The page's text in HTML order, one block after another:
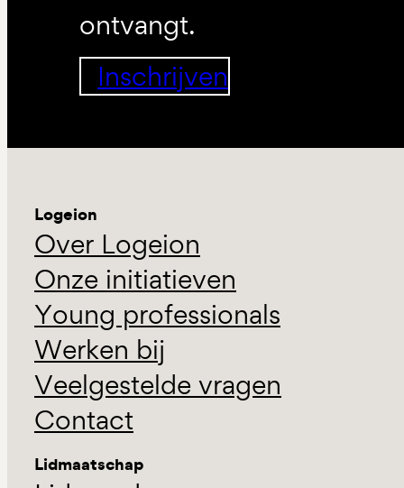
ontvangt.
Inschrijven
Logeion
Over Logeion
Onze initiatieven
Young professionals
Werken bij
Veelgestelde vragen
Contact
Lidmaatschap